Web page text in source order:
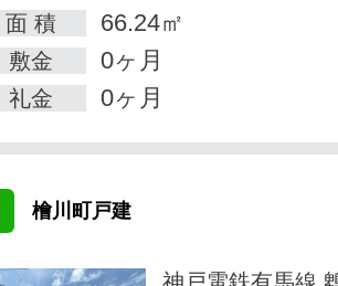
面 積 66.24㎡
敷金 0ヶ月
礼金 0ヶ月
檜川町戸建
神戸電鉄有馬線